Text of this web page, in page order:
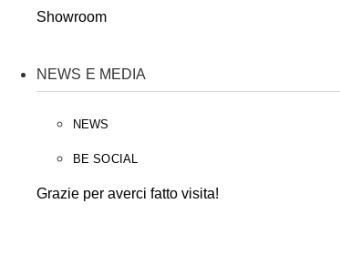
Showroom
NEWS E MEDIA
NEWS
BE SOCIAL
Grazie per averci fatto visita!